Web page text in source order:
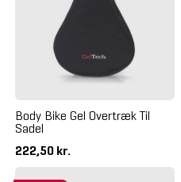
Body Bike Gel Overtræk Til
Sadel
222,50 kr.